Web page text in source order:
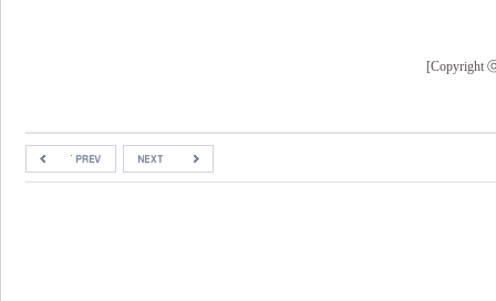
[Copyright